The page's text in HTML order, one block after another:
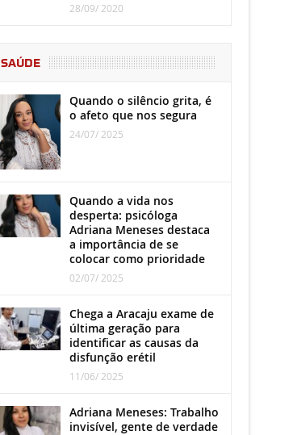
28/09/ 2020
SAÚDE
Quando o silêncio grita, é
o afeto que nos segura
24/07/ 2025
Quando a vida nos
desperta: psicóloga
Adriana Meneses destaca
a importância de se
colocar como prioridade
02/07/ 2025
Chega a Aracaju exame de
última geração para
identificar as causas da
disfunção erétil
11/06/ 2025
Adriana Meneses: Trabalho
invisível, gente de verdade